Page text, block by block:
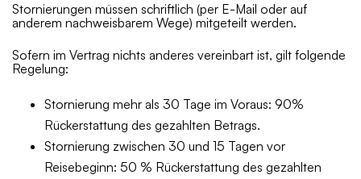
Stornierungen müssen schriftlich (per E-Mail oder auf
anderem nachweisbarem Wege) mitgeteilt werden.
Sofern im Vertrag nichts anderes vereinbart ist, gilt folgende
Regelung:
Stornierung mehr als 30 Tage im Voraus: 90%
Rückerstattung des gezahlten Betrags.
Stornierung zwischen 30 und 15 Tagen vor
Reisebeginn: 50 % Rückerstattung des gezahlten